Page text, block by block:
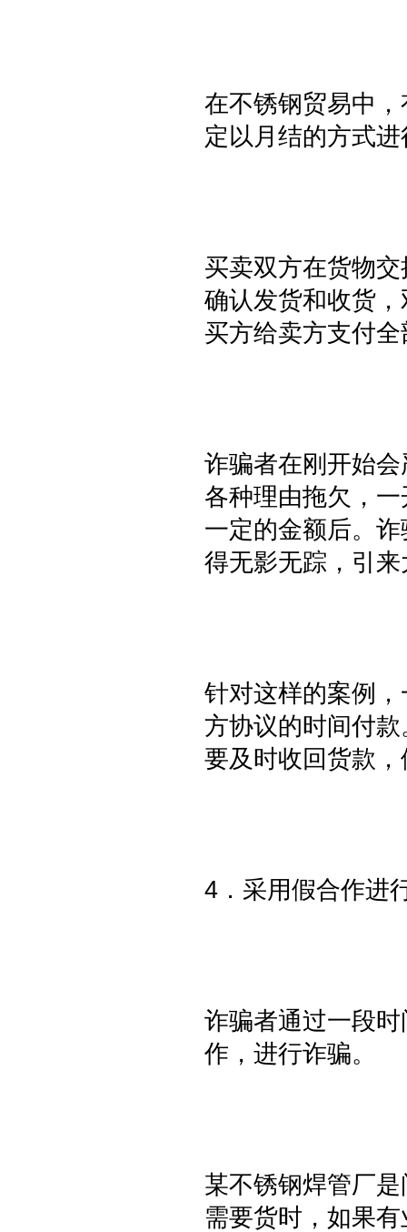
在不锈钢贸易中
定以月结的方式
买卖双方在货物
确认发货和收货
买方给卖方支付
诈骗者在刚开始
各种理由拖欠，
一定的金额后。
得无影无踪，引
针对这样的案例
方协议的时间付
要及时收回货款
4．采用假合作进
诈骗者通过一段
作，进行诈骗。
某不锈钢焊管厂
需要货时，如果